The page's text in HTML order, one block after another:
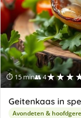
⏱ 15 min👥 4
Geitenkaas in
Avondeten &